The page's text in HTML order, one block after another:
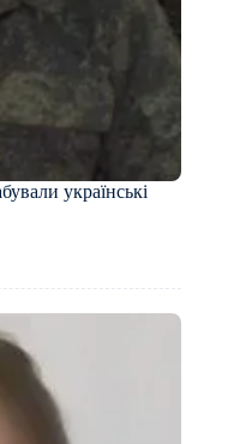
українські